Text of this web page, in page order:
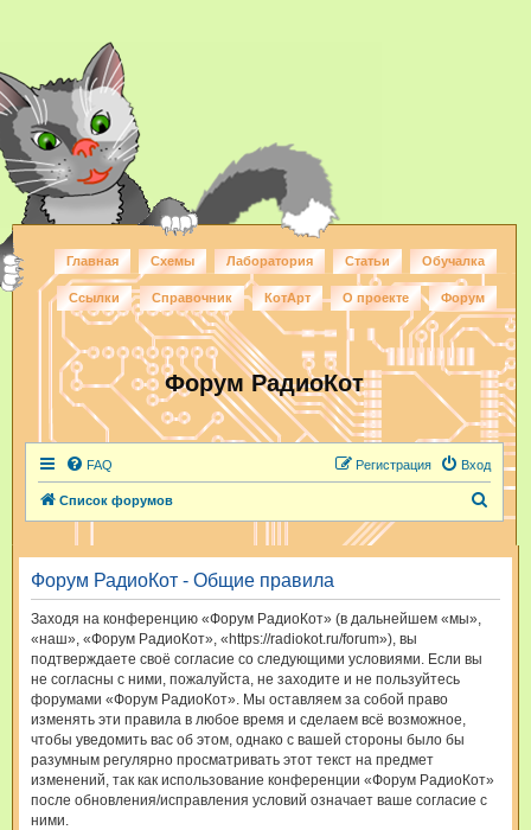
Главная Схемы Лаборатория Статьи Обучалка
Ссылки Справочник КотАрт О проекте Форум
Форум РадиоКот
FAQ Вход
Регистрация
Список форумов
и
Форум РадиоКот - Общие правила
Заходя на конференцию «Форум РадиоКот» (в дальнейшем «мы»,
«наш», «Форум РадиоКот», «https://radiokot.ru/forum»), вы
подтверждаете своё согласие со следующими условиями. Если вы
не согласны с ними, пожалуйста, не заходите и не пользуйтесь
форумами «Форум РадиоКот». Мы оставляем за собой право
изменять эти правила в любое время и сделаем всё возможное,
чтобы уведомить вас об этом, однако с вашей стороны было бы
разумным регулярно просматривать этот текст на предмет
изменений, так как использование конференции «Форум РадиоКот»
после обновления/исправления условий означает ваше согласие с
ними.